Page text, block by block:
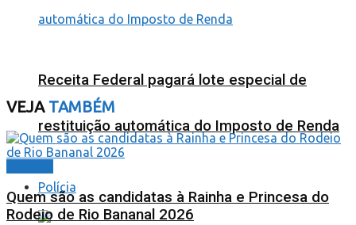
Receita Federal pagará lote especial de
restituição automática do Imposto de Renda
Polícia
VEJATAMBÉM
Quem são as candidatas à Rainha e Princesa do
Rodeio de Rio Bananal 2026